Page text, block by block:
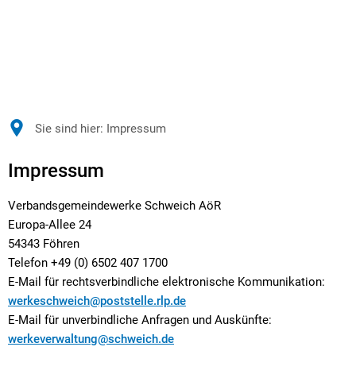
Sie sind hier: Impressum
Impressum
Impressum
Verbandsgemeindewerke Schweich AöR
Europa-Allee 24
54343 Föhren
Telefon +49 (0) 6502 407 1700
E-Mail für rechtsverbindliche elektronische Kommunikation:
werkeschweich@poststelle.rlp.de
E-Mail für unverbindliche Anfragen und Auskünfte:
werkeverwaltung@schweich.de